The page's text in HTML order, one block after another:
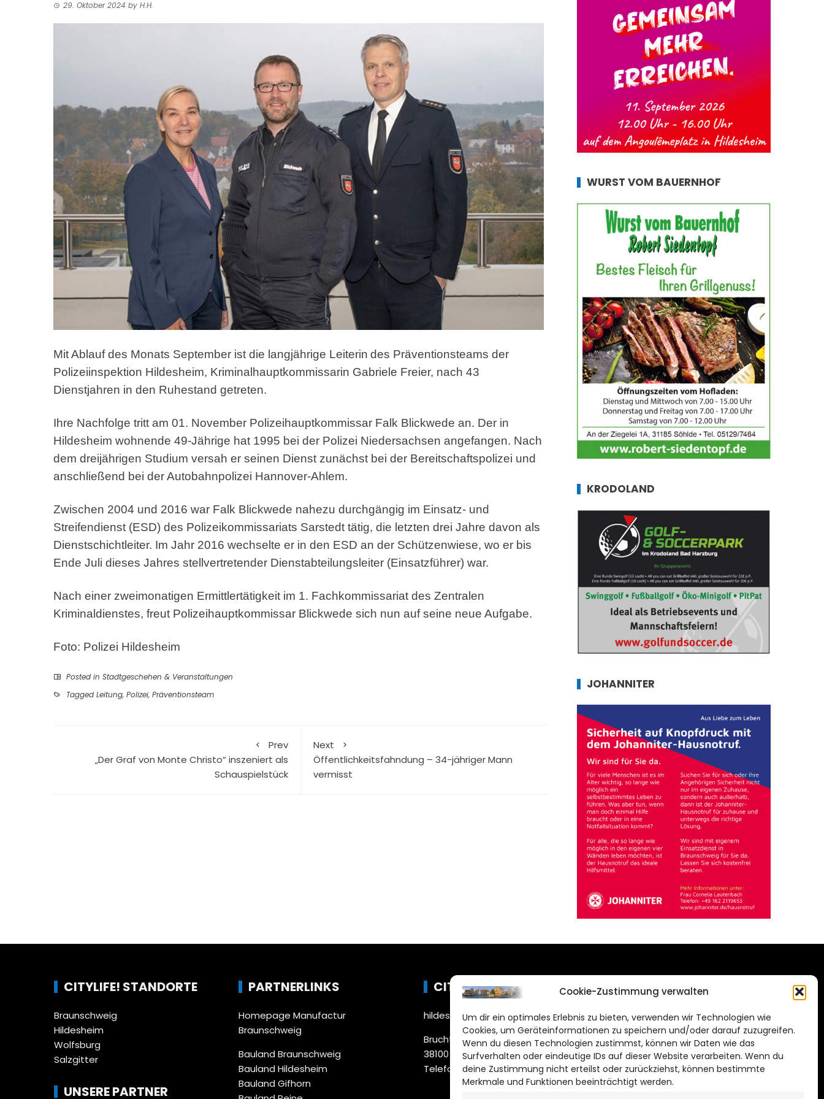
Cookie-Zustimmung verwalten
Um dir ein optimales Erlebnis zu bieten, verwenden wir Technologien wie
Cookies, um Geräteinformationen zu speichern und/oder darauf zuzugreifen.
Wenn du diesen Technologien zustimmst, können wir Daten wie das
Surfverhalten oder eindeutige IDs auf dieser Website verarbeiten. Wenn du
deine Zustimmung nicht erteilst oder zurückziehst, können bestimmte
Merkmale und Funktionen beeinträchtigt werden.
29. Oktober 2024 by H.H.
Mit Ablauf des Monats September ist die langjährige Leiterin des Präventionsteams der
Polizeiinspektion Hildesheim, Kriminalhauptkommissarin Gabriele Freier, nach 43
Dienstjahren in den Ruhestand getreten.
Ihre Nachfolge tritt am 01. November Polizeihauptkommissar Falk Blickwede an. Der in
Hildesheim wohnende 49-Jährige hat 1995 bei der Polizei Niedersachsen angefangen. Nach
dem dreijährigen Studium versah er seinen Dienst zunächst bei der Bereitschaftspolizei und
anschließend bei der Autobahnpolizei Hannover-Ahlem.
Zwischen 2004 und 2016 war Falk Blickwede nahezu durchgängig im Einsatz- und
Streifendienst (ESD) des Polizeikommissariats Sarstedt tätig, die letzten drei Jahre davon als
Dienstschichtleiter. Im Jahr 2016 wechselte er in den ESD an der Schützenwiese, wo er bis
Ende Juli dieses Jahres stellvertretender Dienstabteilungsleiter (Einsatzführer) war.
Nach einer zweimonatigen Ermittlertätigkeit im 1. Fachkommissariat des Zentralen
Kriminaldienstes, freut Polizeihauptkommissar Blickwede sich nun auf seine neue Aufgabe.
Foto: Polizei Hildesheim
Posted in Stadtgeschehen & Veranstaltungen
Tagged Leitung, Polizei, Präventionsteam
Prev
„Der Graf von Monte Christo“ inszeniert als
Schauspielstück
Next
Öffentlichkeitsfahndung – 34-jähriger Mann
vermisst
WURST VOM BAUERNHOF
KRODOLAND
JOHANNITER
CITYLIFE! STANDORTE
Braunschweig
Hildesheim
Wolfsburg
Salzgitter
UNSERE PARTNER
PARTNERLINKS
Homepage Manufactur
Braunschweig
Bauland Braunschweig
Bauland Hildesheim
Bauland Gifhorn
CITYLIFE!
hildesheim@citylifemedien.de
Bruchtorwall 12
38100 Braunschweig
Telefon: 0531 387220 – 65
DAS STADTMAGAZIN
FÜR HILDESHEIM
Impressum
Datenschutzerklärung
Cookie Richtlinie
CITYLIFE! BEI FACEBOOK